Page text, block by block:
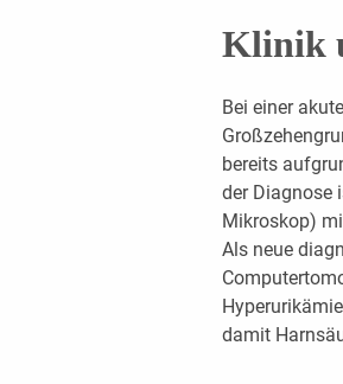
Klinik
Bei einer
bereits
der Diagnose
Mikroskop)
Als neue
damit